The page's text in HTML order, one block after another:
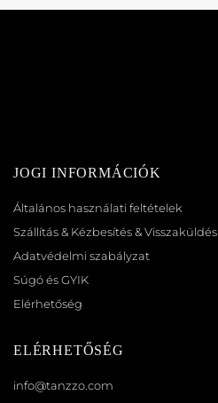
JOGI INFORMÁCIÓK
Általános használati feltételek
Szállítás & Kézbesítés & Visszaküldés
Adatvédelmi szabályzat
Súgó és GYIK
Elérhetőség
ELÉRHETŐSÉG
info@tanzzo.com